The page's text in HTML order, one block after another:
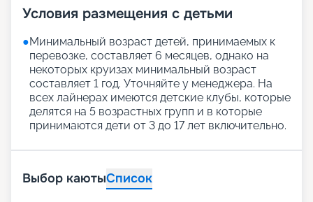
Условия размещения с детьми
●Минимальный возраст детей, принимаемых к
перевозке, составляет 6 месяцев, однако на
некоторых круизах минимальный возраст
составляет 1 год. Уточняйте у менеджера. На
всех лайнерах имеются детские клубы, которые
делятся на 5 возрастных групп и в которые
принимаются дети от 3 до 17 лет включительно.
Выбор каютыСписок